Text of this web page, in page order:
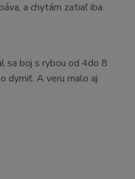
a chytám zatiaľ iba
sa boj s rybou od 4do 8
dymiť. A veru malo aj